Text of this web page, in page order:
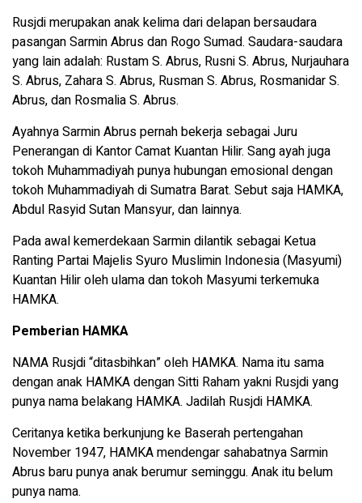
Rusjdi merupakan anak kelima dari delapan bersaudara
pasangan Sarmin Abrus dan Rogo Sumad. Saudara-saudara
yang lain adalah: Rustam S. Abrus, Rusni S. Abrus, Nurjauhara
S. Abrus, Zahara S. Abrus, Rusman S. Abrus, Rosmanidar S.
Abrus, dan Rosmalia S. Abrus.
Ayahnya Sarmin Abrus pernah bekerja sebagai Juru
Penerangan di Kantor Camat Kuantan Hilir. Sang ayah juga
tokoh Muhammadiyah punya hubungan emosional dengan
tokoh Muhammadiyah di Sumatra Barat. Sebut saja HAMKA,
Abdul Rasyid Sutan Mansyur, dan lainnya.
Pada awal kemerdekaan Sarmin dilantik sebagai Ketua
Ranting Partai Majelis Syuro Muslimin Indonesia (Masyumi)
Kuantan Hilir oleh ulama dan tokoh Masyumi terkemuka
HAMKA.
Pemberian HAMKA
NAMA Rusjdi “ditasbihkan” oleh HAMKA. Nama itu sama
dengan anak HAMKA dengan Sitti Raham yakni Rusjdi yang
punya nama belakang HAMKA. Jadilah Rusjdi HAMKA.
Ceritanya ketika berkunjung ke Baserah pertengahan
November 1947, HAMKA mendengar sahabatnya Sarmin
Abrus baru punya anak berumur seminggu. Anak itu belum
punya nama.